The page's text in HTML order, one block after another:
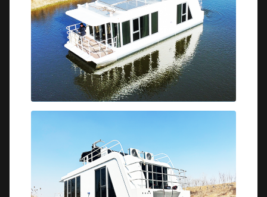
Aanhangwagen Mechanische
Aanhangwagen ((met rem) Navigatielicht en
Dekking voor boten
Met dank aan
lampje.
Afneembare vissersstoel